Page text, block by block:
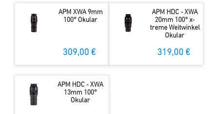
APM XWA 9mm
100° Okular
309,00 €
APM HDC - XWA
20mm 100° x-
treme Weitwinkel
Okular
319,00 €
APM HDC - XWA
13mm 100°
Okular